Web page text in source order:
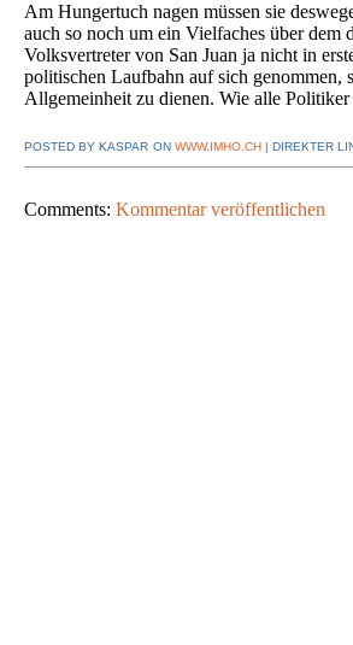
Am Hungertuch nagen müssen sie
auch so noch um ein Vielfaches über
Volksvertreter von San Juan ja nicht in
politischen Laufbahn auf sich genommen,
Allgemeinheit zu dienen. Wie alle Politiker
POSTED BY KASPAR ON WWW.IMHO.CH | DIREKTER
Comments: Kommentar veröffentlichen